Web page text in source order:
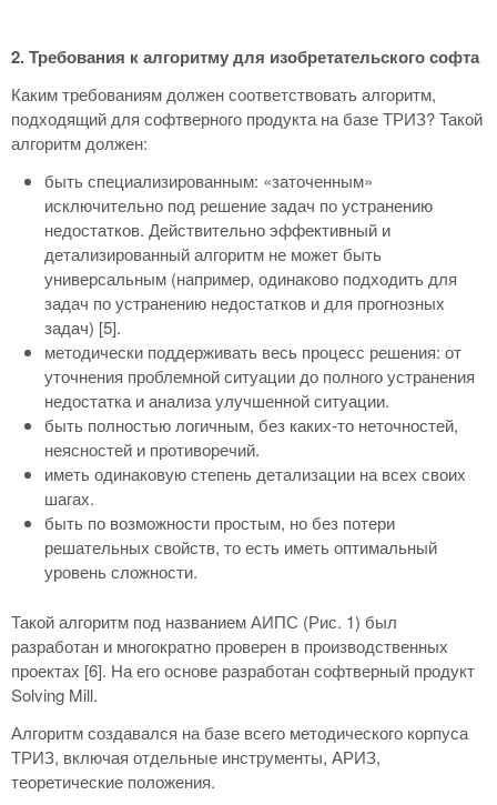
2. Требования к алгоритму для изобретательского софта
Каким требованиям должен соответствовать алгоритм,
подходящий для софтверного продукта на базе ТРИЗ? Такой
алгоритм должен:
быть специализированным: «заточенным»
исключительно под решение задач по устранению
недостатков. Действительно эффективный и
детализированный алгоритм не может быть
универсальным (например, одинаково подходить для
задач по устранению недостатков и для прогнозных
задач) [5].
методически поддерживать весь процесс решения: от
уточнения проблемной ситуации до полного устранения
недостатка и анализа улучшенной ситуации.
быть полностью логичным, без каких-то неточностей,
неясностей и противоречий.
иметь одинаковую степень детализации на всех своих
шагах.
быть по возможности простым, но без потери
решательных свойств, то есть иметь оптимальный
уровень сложности.
Такой алгоритм под названием АИПС (Рис. 1) был
разработан и многократно проверен в производственных
проектах [6]. На его основе разработан софтверный продукт
Solving Mill.
Алгоритм создавался на базе всего методического корпуса
ТРИЗ, включая отдельные инструменты, АРИЗ,
теоретические положения.